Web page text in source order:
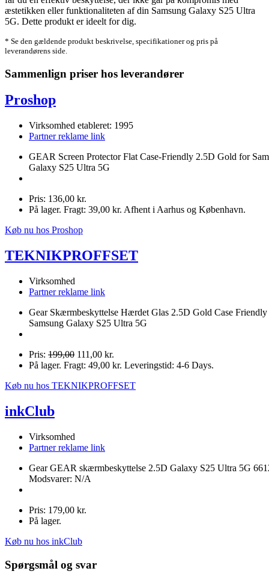
æstetikken eller funktionaliteten af din Samsung Galaxy S25 Ultra
5G. Dette produkt er ideelt for dig.
* Se den gældende produkt beskrivelse, specifikationer og pris på
leverandørens side.
Sammenlign priser hos leverandører
Proshop
Virksomhed etableret: 1995
Partner reklame link
GEAR Screen Protector Flat Case-Friendly 2.5D Gold for
Galaxy S25 Ultra 5G
Pris: 136,00 kr.
På lager. Fragt: 39,00 kr. Afhent i Aarhus og København.
Køb nu hos Proshop
TEKNIKPROFFSET
Virksomhed
Partner reklame link
Gear Skærmbeskyttelse Hærdet Glas 2.5D Gold Case Friendly
Samsung Galaxy S25 Ultra 5G
Pris: 199,00 111,00 kr.
På lager. Fragt: 49,00 kr. Leveringstid: 4-6 Days.
Køb nu hos TEKNIKPROFFSET
inkClub
Virksomhed
Partner reklame link
Gear GEAR skærmbeskyttelse 2.5D Galaxy S25 Ultra 5G
Modsvarer: N/A
Pris: 179,00 kr.
På lager.
Køb nu hos inkClub
Spørgsmål og svar